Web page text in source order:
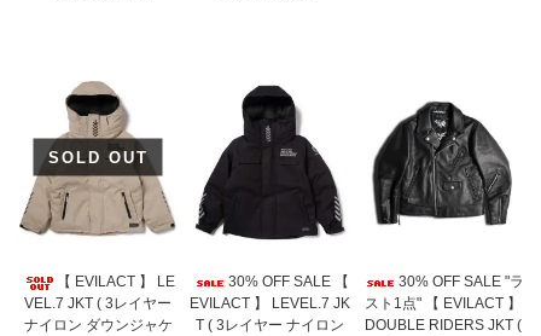
SOLD OUT
【 EVILACT 】 LE
VEL.7 JKT ( 3レイヤー
ナイロン ダウンジャケ
30% OFF SALE 【
EVILACT 】 LEVEL.7 JK
T ( 3レイヤー ナイロン
30% OFF SALE "ラ
スト1点" 【 EVILACT 】
DOUBLE RIDERS JKT (